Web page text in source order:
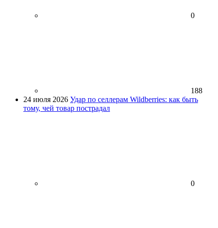
0
188
24 июля 2026 Удар по селлерам Wildberries: как быть
тому, чей товар пострадал
0